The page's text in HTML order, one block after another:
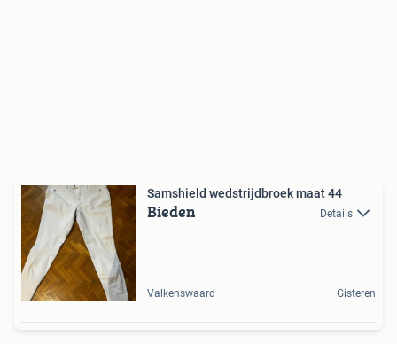
Samshield wedstrijdbroek maat 44
Bieden Details
Valkenswaard Gisteren